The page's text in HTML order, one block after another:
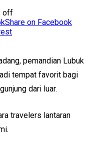
off
Share on Facebook
pemandian Lubuk
tempat favorit bagi
dari luar.
travelers lantaran